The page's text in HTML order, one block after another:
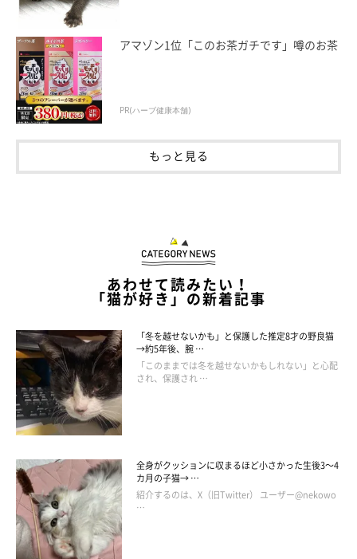
アマゾン1位「このお茶ガチです」噂のお茶
PR(ハーブ健康本舗)
もっと見る
あわせて読みたい！
「猫が好き」の新着記事
「冬を越せないかも」と保護した推定8才の野良猫
→約5年後、腕 …
「このままでは冬を越せないかもしれない」と心配
され、保護され …
全身がクッションに収まるほど小さかった生後3～4
カ月の子猫→ …
紹介するのは、X（旧Twitter） ユーザー@nekowo
…